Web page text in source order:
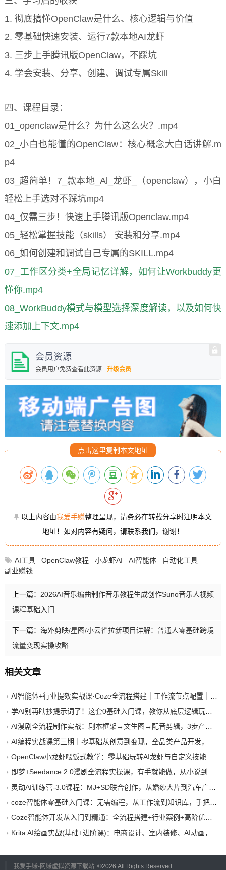
1. 彻底搞懂OpenClaw是什么、核心逻辑与价值
2. 零基础快速安装、运行7款本地AI龙虾
3. 三步上手腾讯版OpenClaw，不踩坑
4. 学会安装、分享、创建、调试专属Skill
四、课程目录：
01_openclaw是什么？为什么这么火？.mp4
02_小白也能懂的OpenClaw：核心概念大白话讲解.m
p4
03_超简单！7_款本地_Al_龙虾_（openclaw），小白
轻松上手选对不踩坑mp4
04_仅需三步！快速上手腾讯版Openclaw.mp4
05_轻松掌握技能（skills） 安装和分享.mp4
06_如何创建和调试自己专属的SKILL.mp4
07_工作区分类+全局记忆详解，如何让Workbuddy更
懂你.mp4
08_WorkBuddy模式与模型选择深度解读，以及如何快
速添加上下文.mp4
会员资源
会员用户免费查看此资源 升级会员
点击这里复制本文地址
以上内容由我爱手赚整理呈现，请务必在转载分享时注明本文
地址！如对内容有疑问，请联系我们，谢谢！
AI工具 OpenClaw教程 小龙虾AI AI智能体
自动化工具
副业赚钱
上一篇： 2026AI音乐编曲制作音乐教程生成创作Suno音乐人视频
课程基础入门
下一篇： 海外剪映/星图/小云雀拉新项目详解：普通人零基础跨境
流量变现实操攻略
相关文章
AI智能体+行业提效实战课·Coze全流程搭建｜工作流节点配置｜将AI智能体应用于实际工作的完整能力
学AI别再瞎抄提示词了！这套0基础入门课，教你从底层逻辑玩转AI创作（附万字手册）
AI漫剧全流程制作实战：剧本框架→文生图→配音剪辑，3步产出画质精致剧情流畅漫剧
AI编程实战课第三期｜零基础从创意到变现，全品类产品开发，把想法变成赚钱项目
OpenClaw小龙虾喂饭式教学：零基础玩转AI龙虾与自定义技能（2026最新）
即梦+Seedance 2.0漫剧全流程实操课，有手就能做，从小说到成片全流程教学
灵动AI训练营-3.0课程：MJ+SD联合创作，从婚纱大片到汽车广告，摄影后期全流程实战
coze智能体零基础入门课：无需编程，从工作流到知识库，手把手搭建个人AI应用
Coze智能体开发从入门到精通：全流程搭建+行业案例+高阶优化，掌握AI应用开发
Krita AI绘画实战(基础+进阶课)：电商设计、室内装修、AI动画，掌握全流程应用，实现多领域变现
我爱手赚-网赚虚拟资源下载站 ©2026 All Rights Reserved.